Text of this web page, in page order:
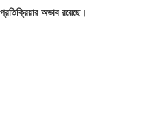
অভাব রয়েছে।